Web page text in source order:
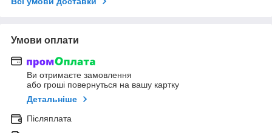
Умови оплати
Ви отримаєте замовлення
або гроші повернуться на вашу картку
Детальніше
Післяплата